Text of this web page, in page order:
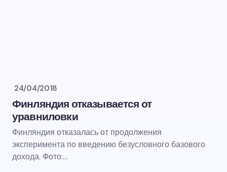
24/04/2018
Финляндия отказывается от
уравниловки
Финляндия отказалась от продолжения
эксперимента по введению безусловного базового
дохода. Фото:…